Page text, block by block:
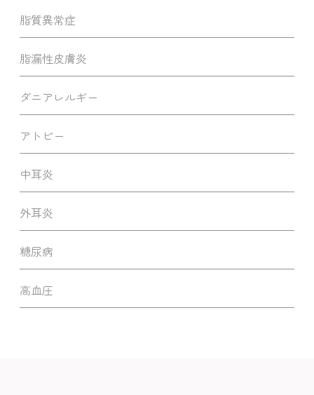
脂質異常症
脂漏性皮膚炎
ダニアレルギー
アトピー
中耳炎
外耳炎
糖尿病
高血圧